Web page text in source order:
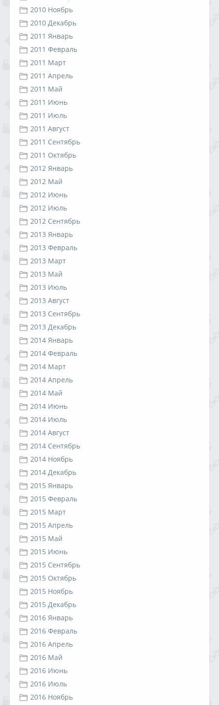
2010 Ноябрь
2010 Декабрь
2011 Январь
2011 Февраль
2011 Март
2011 Апрель
2011 Май
2011 Июнь
2011 Июль
2011 Август
2011 Сентябрь
2011 Октябрь
2012 Январь
2012 Май
2012 Июнь
2012 Июль
2012 Сентябрь
2013 Январь
2013 Февраль
2013 Март
2013 Май
2013 Июль
2013 Август
2013 Сентябрь
2013 Декабрь
2014 Январь
2014 Февраль
2014 Март
2014 Апрель
2014 Май
2014 Июнь
2014 Июль
2014 Август
2014 Сентябрь
2014 Ноябрь
2014 Декабрь
2015 Январь
2015 Февраль
2015 Март
2015 Апрель
2015 Май
2015 Июнь
2015 Сентябрь
2015 Октябрь
2015 Ноябрь
2015 Декабрь
2016 Январь
2016 Февраль
2016 Апрель
2016 Май
2016 Июнь
2016 Июль
2016 Ноябрь